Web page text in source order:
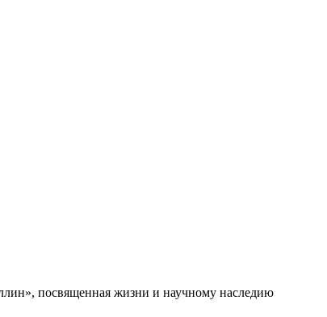
посвященная жизни и научному наследию